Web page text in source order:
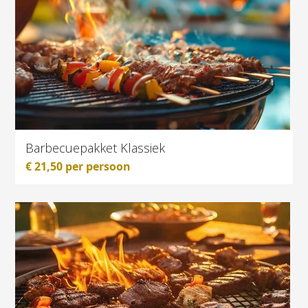
Barbecuepakket Klassiek
€21,50 per persoon